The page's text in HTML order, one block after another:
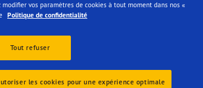
vos paramètres de cookies à tout moment dans nos «
Politique de confidentialité
Tout refuser
les cookies pour une expérience optimale